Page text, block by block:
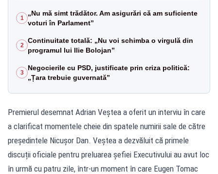
1
„Nu mă simt trădător. Am asigurări că am suficiente
voturi în Parlament”
2
Continuitate totală: „Nu voi schimba o virgulă din
programul lui Ilie Bolojan”
3
Negocierile cu PSD, justificate prin criza politică:
„Țara trebuie guvernată”
Premierul desemnat Adrian Veștea a oferit un interviu în care
a clarificat momentele cheie din spatele numirii sale de către
președintele Nicușor Dan. Veștea a dezvăluit că primele
discuții oficiale pentru preluarea șefiei Executivului au avut loc
în urmă cu patru zile, într-un moment în care Eugen Tomac